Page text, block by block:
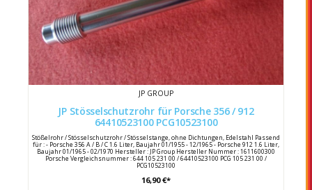
JP GROUP
JP Stösselschutzrohr für Porsche 356 / 912
64410523100 PCG10523100
Stößelrohr / Stösselschutzrohr / Stösselstange, ohne Dichtungen, Edelstahl Passend
für : - Porsche 356 A / B / C 1.6 Liter, Baujahr 01/1955 - 12/1965 - Porsche 912 1.6 Liter,
Baujahr 01/1965 - 02/1970 Hersteller : JP Group Hersteller Nummer : 1611600300
Porsche Vergleichsnummer : 644 105 231 00 / 64410523100 PCG 105 231 00 /
PCG10523100
16,90 €*